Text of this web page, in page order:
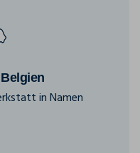
in Namen